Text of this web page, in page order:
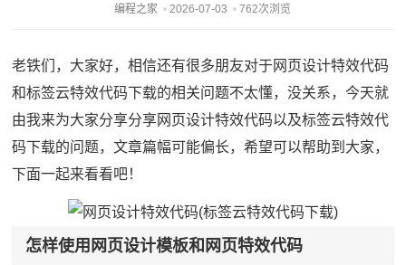
编程之家 2026-07-03 762次浏览
老铁们，大家好，相信还有很多朋友对于网页设计特效代码
和标签云特效代码下载的相关问题不太懂，没关系，今天就
由我来为大家分享分享网页设计特效代码以及标签云特效代
码下载的问题，文章篇幅可能偏长，希望可以帮助到大家，
下面一起来看看吧！
怎样使用网页设计模板和网页特效代码